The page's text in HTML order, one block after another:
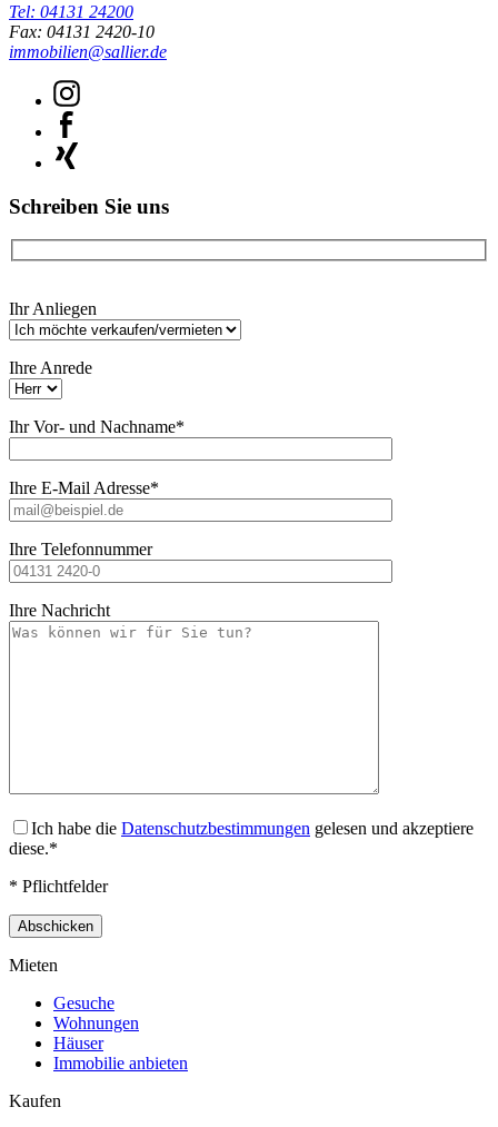
Tel: 04131 24200
Fax: 04131 2420-10
immobilien@sallier.de
Schreiben Sie uns
lasse
dieses
leer.
Ihr Anliegen
Ihre Anrede
Ihr Vor- und Nachname*
Ihre E-Mail Adresse*
Ihre Telefonnummer
Ihre Nachricht
Ich habe die Datenschutzbestimmungen gelesen und akzeptiere
diese.*
* Pflichtfelder
Mieten
Gesuche
Wohnungen
Häuser
Immobilie anbieten
Kaufen